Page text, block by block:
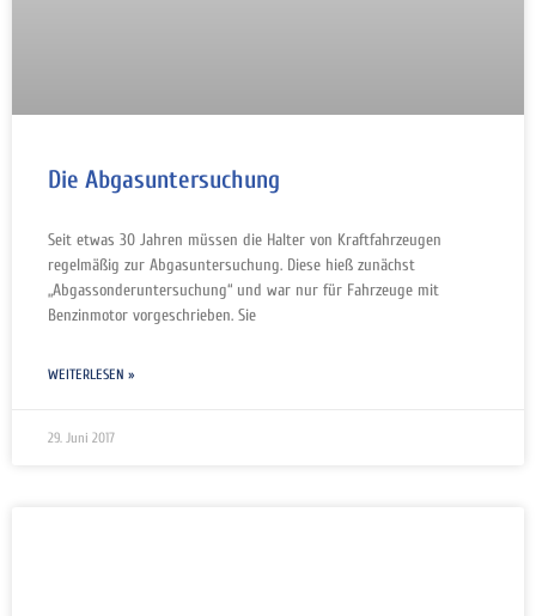
Die Abgasuntersuchung
Seit etwas 30 Jahren müssen die Halter von Kraftfahrzeugen
regelmäßig zur Abgasuntersuchung. Diese hieß zunächst
„Abgassonderuntersuchung“ und war nur für Fahrzeuge mit
Benzinmotor vorgeschrieben. Sie
WEITERLESEN »
29. Juni 2017